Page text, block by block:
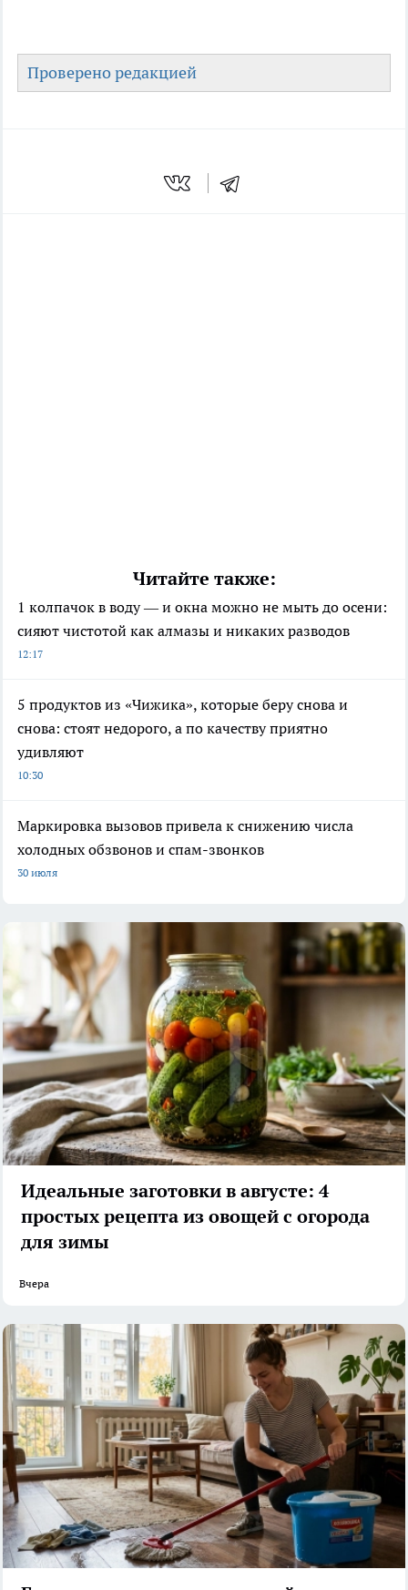
Проверено редакцией
Читайте также:
1 колпачок в воду — и окна можно не мыть до осени:
сияют чистотой как алмазы и никаких разводов
12:17
5 продуктов из «Чижика», которые беру снова и
снова: стоят недорого, а по качеству приятно
удивляют
10:30
Маркировка вызовов привела к снижению числа
холодных обзвонов и спам-звонков
30 июля
Идеальные заготовки в августе: 4
простых рецепта из овощей с огорода
для зимы
Вчера